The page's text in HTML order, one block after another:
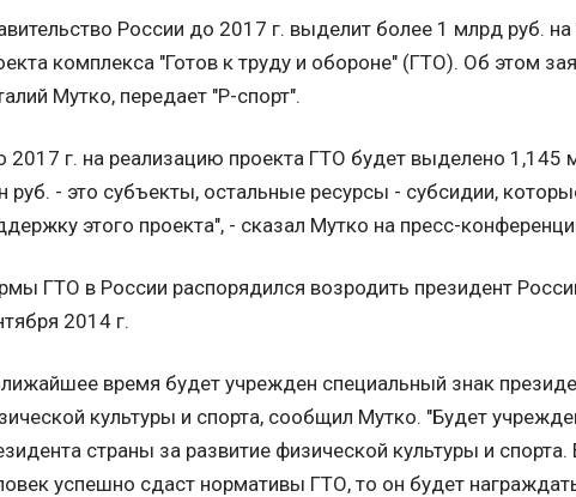
России до 2017 г. выделит более 1 млрд руб.
комплекса "Готов к труду и обороне" (ГТО). Об этом
Мутко, передает "Р-спорт".
2017 г. на реализацию проекта ГТО будет выделено 1,145
руб. - это субъекты, остальные ресурсы - субсидии,
этого проекта", - сказал Мутко на пресс-
ГТО в России распорядился возродить президент
2014 г.
время будет учрежден специальный знак
культуры и спорта, сообщил Мутко. "Будет
страны за развитие физической культуры и
успешно сдаст нормативы ГТО, то он будет